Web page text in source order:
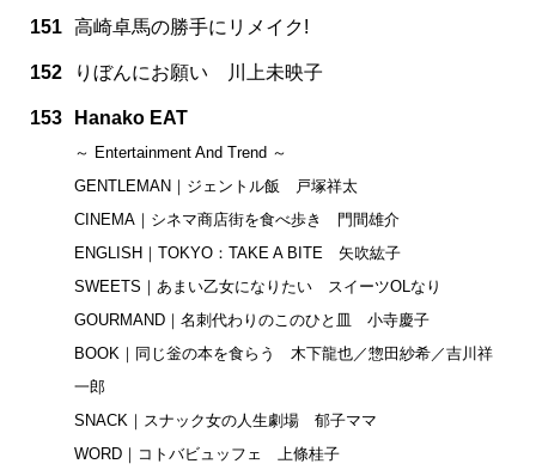
151 高崎卓馬の勝手にリメイク!
152 りぼんにお願い 川上未映子
153 Hanako EAT
～ Entertainment And Trend ～
GENTLEMAN｜ジェントル飯 戸塚祥太
CINEMA｜シネマ商店街を食べ歩き 門間雄介
ENGLISH｜TOKYO：TAKE A BITE 矢吹紘子
SWEETS｜あまい乙女になりたい スイーツOLなり
GOURMAND｜名刺代わりのこのひと皿 小寺慶子
BOOK｜同じ釡の本を食らう 木下龍也／惣田紗希／吉川祥
一郎
SNACK｜スナック女の人生劇場 郁子ママ
WORD｜コトバビュッフェ 上條桂子